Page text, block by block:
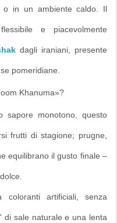
o in un ambiente caldo. Il
e piacevolmente
dagli iraniani, presente
pomeridiane.
Khanuma»?
sapore monotono, questo
frutti di stagione; prugne,
equilibrano il gusto finale –
coloranti artificiali, senza
di sale naturale e una lenta